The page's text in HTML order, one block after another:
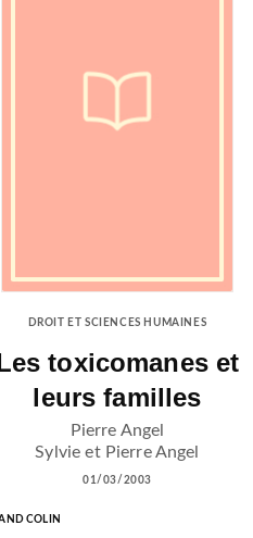
DROIT ET SCIENCES HUMAINES
toxicomanes et
leurs familles
Pierre Angel
Sylvie et Pierre Angel
01/03/2003
COLIN